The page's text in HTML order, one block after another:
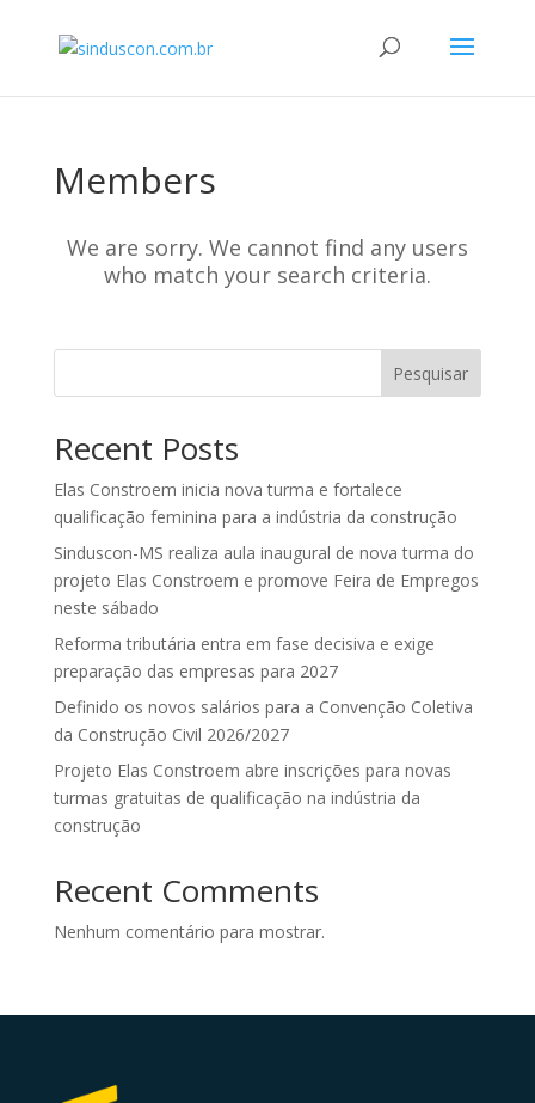
Members
We are sorry. We cannot find any users
who match your search criteria.
Pesquisar
Recent Posts
Elas Constroem inicia nova turma e fortalece
qualificação feminina para a indústria da construção
Sinduscon-MS realiza aula inaugural de nova turma do
projeto Elas Constroem e promove Feira de Empregos
neste sábado
Reforma tributária entra em fase decisiva e exige
preparação das empresas para 2027
Definido os novos salários para a Convenção Coletiva
da Construção Civil 2026/2027
Projeto Elas Constroem abre inscrições para novas
turmas gratuitas de qualificação na indústria da
construção
Recent Comments
Nenhum comentário para mostrar.